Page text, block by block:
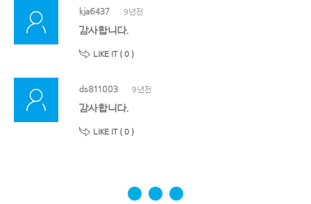
kja6437 9년전
감사합니다.
LIKE IT ( 0 )
ds811003 9년전
감사합니다.
LIKE IT ( 0 )